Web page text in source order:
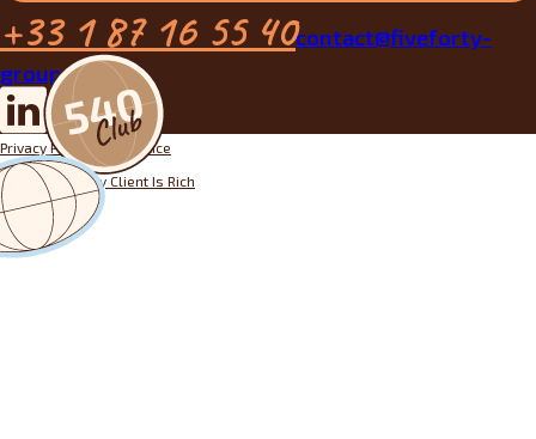
+33 1 87 16 55 40contact@fiveforty-
group.fr
Privacy PolicyLegal notice
Designed by My Client Is Rich